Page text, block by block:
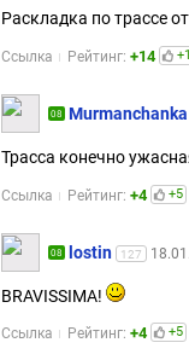
Раскладка по трассе
Ссылка Рейтинг: +14
08 Murmanchanka
Трасса конечно
Ссылка Рейтинг: +4 +5
08 lostin 127
BRAVISSIMA!
Ссылка Рейтинг: +4 +5